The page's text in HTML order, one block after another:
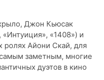
Джон Кьюсак
«1408») и
ролях Айони Скай, для
заметным, многие
дуэтов в кино